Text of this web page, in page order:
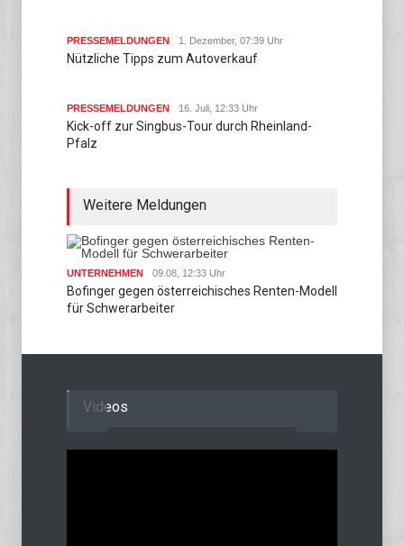
PRESSEMELDUNGEN 1. Dezember, 07:39 Uhr
Nützliche Tipps zum Autoverkauf
PRESSEMELDUNGEN 16. Juli, 12:33 Uhr
Kick-off zur Singbus-Tour durch Rheinland-
Pfalz
Weitere Meldungen
UNTERNEHMEN 09.08, 12:33 Uhr
Bofinger gegen österreichisches Renten-Modell
für Schwerarbeiter
Videos